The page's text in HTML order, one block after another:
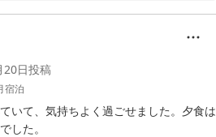
参ります。
して貴重なご意見ありがとうございま
して検討、改善させて頂きます。
ります。
日投稿
宿泊
いて、気持ちよく過ごせました。夕食は
した。